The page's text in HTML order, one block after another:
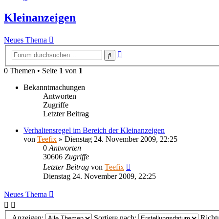
Kleinanzeigen
Neues Thema
Suche
0 Themen • Seite 1 von 1
Bekanntmachungen
Antworten
Zugriffe
Letzter Beitrag
Verhaltensregel im Bereich der Kleinanzeigen
von Teefix » Dienstag 24. November 2009, 22:25
0 Antworten
30606 Zugriffe
Letzter Beitrag von Teefix
Dienstag 24. November 2009, 22:25
Neues Thema